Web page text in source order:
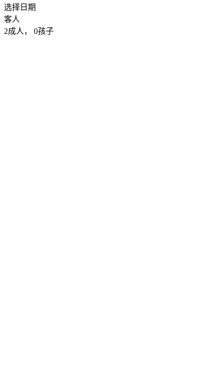
选择日期
客人
2成人， 0孩子